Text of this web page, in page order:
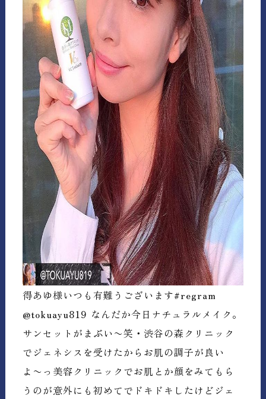
得あゆ様いつも有難うございます#regram
@tokuayu819 なんだか今日ナチュラルメイク。
サンセットがまぶい〜笑・渋谷の森クリニック
でジェネシスを受けたからお肌の調子が良い
よ〜っ️美容クリニックでお肌とか顔をみてもら
うのが意外にも初めてでドキドキしたけどジェ